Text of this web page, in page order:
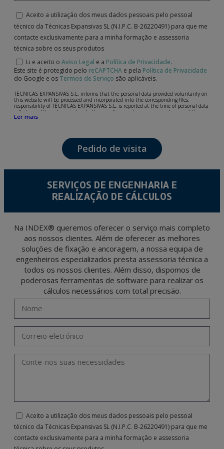
Aceito a utilização dos meus dados pessoais pelo pessoal
técnico da Técnicas Expansivas SL (N.I.P.C. B-26220491) para que me
contacte exclusivamente para a minha formação e assessoria
técnica sobre os seus produtos
Li e aceito o Aviso Legal e a Política de Privacidade.
Este site é protegido pelo reCAPTCHA e pela Política de Privacidade
do Google e os Termos de Serviço são aplicáveis.
TÉCNICAS EXPANSIVAS S.L. informs that the personal data provided voluntarily on
this website will be processed and incorporated into the corresponding files,
responsibility of TÉCNICAS EXPANSIVAS S.L, is reported at the time of personal data
collection, although, according to the specific case, its purpose may be any of the
following: attention to your referred request, complaint or question, established
The data in our files are strictly confidential and shall be treated with the utmost
confidentiality and shall comply with all the requirements provided for the General
Data Protection Regulation (GDPR) 2016.
According to Data Protection legislation, you are strongly advised not to send high-
encrypted. Should these details be sent, it is done so under your sole responsibility.
The user may at any time exercise their rights of access, rectification, cancellation
and opposition under the provisions of the General Data Protection Regulation
Portalada II | c/ Segador 13, 26006 | Logroño (La Rioja).
Ler mais
Pedido de visita
SERVIÇOS DE ENGENHARIA E
REALIZAÇÃO DE CÁLCULOS
Na INDEX® queremos oferecer o serviço mais completo
aos nossos clientes. Além de oferecer as melhores
soluções de fixação e ancoragem, a nossa equipa de
engenheiros especializados presta assessoria técnica a
todos os nossos clientes. Além disso, dispomos de
poderosas ferramentas de software para realizar os
cálculos necessários com total precisão.
Aceito a utilização dos meus dados pessoais pelo pessoal
técnico da Técnicas Expansivas SL (N.I.P.C. B-26220491) para que me
contacte exclusivamente para a minha formação e assessoria